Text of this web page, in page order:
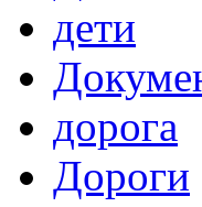
дети
дорога
Дороги